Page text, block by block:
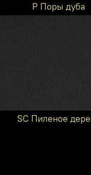
P Поры дуба
SC Пиленое